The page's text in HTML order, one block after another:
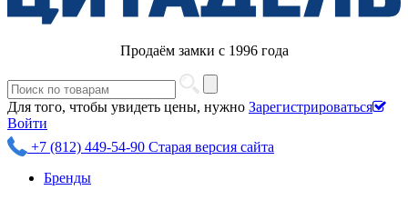
Продаём замки с 1996 года
Для того, чтобы увидеть цены, нужно Зарегистрироваться
Войти
+7 (812) 449-54-90 Старая версия сайта
Бренды